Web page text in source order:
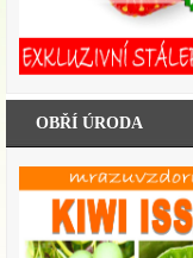
OBŘÍ ÚRODA